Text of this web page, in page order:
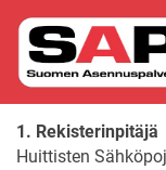
1. Rekisterinpitäjä
Huittisten